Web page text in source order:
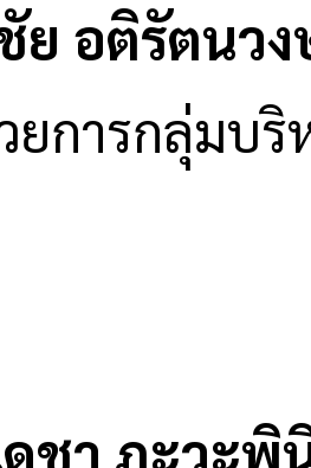
ย อติรัตนว
ยการกลุ่มบริ
ชา ภะวะพิ